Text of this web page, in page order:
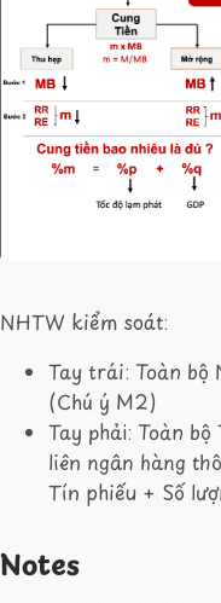
NHTW kiểm soát:
Tay trái: Toàn bộ
(Chú ý M2)
Tay phải: Toàn
liên ngân hàng
Tín phiếu + Số
Notes